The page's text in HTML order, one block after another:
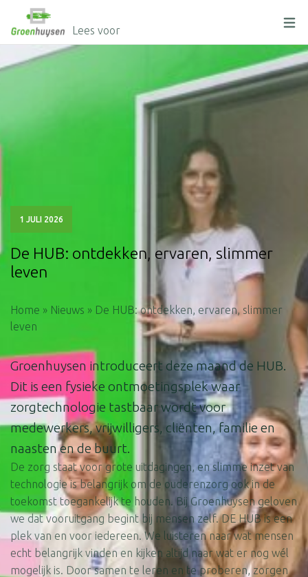
Lees voor
1 JULI 2026
De HUB: ontdekken, ervaren, slimmer
leven
" alt=""/>
Home » Nieuws » De HUB: ontdekken, ervaren, slimmer
leven
Groenhuysen introduceert deze maand de HUB.
Dit is een fysieke ontmoetingsplek waar
zorgtechnologie tastbaar wordt voor
medewerkers, vrijwilligers, cliënten, familie en
naasten en de buurt.
De zorg staat voor grote uitdagingen, en slimme inzet van
technologie is belangrijk om de ouderenzorg ook in de
toekomst toegankelijk te houden. Bij Groenhuysen geloven
we dat vooruitgang begint bij mensen zelf. DE HUB is een
plek van en voor iedereen. We luisteren naar wat mensen
echt belangrijk vinden en kijken altijd naar wat er nog wél
mogelijk is. Door samen te leren en te proberen, zorgen